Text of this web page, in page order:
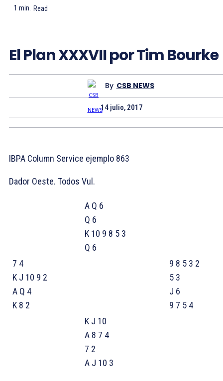
1 min. Read
El Plan XXXVII por Tim Bourke
By CSB NEWS
14 julio, 2017
IBPA Column Service ejemplo 863
Dador Oeste. Todos Vul.
A Q 6
Q 6
K 10 9 8 5 3
Q 6
7 4
K J 10 9 2
A Q 4
K 8 2
9 8 5 3 2
5 3
J 6
9 7 5 4
K J 10
A 8 7 4
7 2
A J 10 3